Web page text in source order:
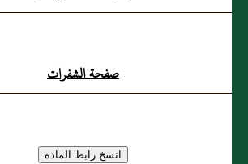
صفحة الشفرات